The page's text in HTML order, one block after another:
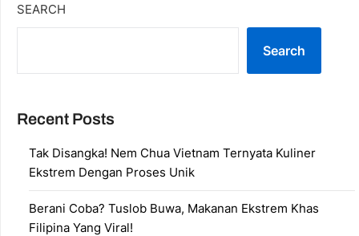
SEARCH
Search
Recent Posts
Tak Disangka! Nem Chua Vietnam Ternyata Kuliner
Ekstrem Dengan Proses Unik
Berani Coba? Tuslob Buwa, Makanan Ekstrem Khas
Filipina Yang Viral!